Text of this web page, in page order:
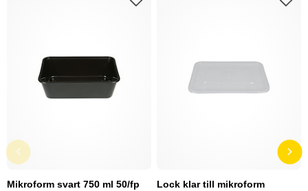
Mikroform svart 750 ml 50/fp
Lock klar till mikroform